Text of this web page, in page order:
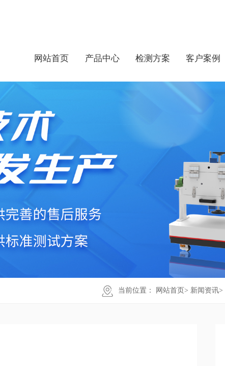
网站首页 产品中心 检测方案 客户案例
当前位置： 网站首页> 新闻资讯>